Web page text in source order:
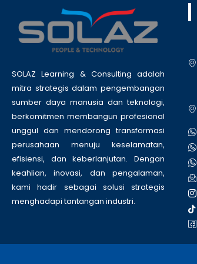
SOLAZ Learning & Consulting adalah
mitra strategis dalam pengembangan
sumber daya manusia dan teknologi,
berkomitmen membangun profesional
unggul dan mendorong transformasi
perusahaan menuju keselamatan,
efisiensi, dan keberlanjutan. Dengan
keahlian, inovasi, dan pengalaman,
kami hadir sebagai solusi strategis
menghadapi tantangan industri.